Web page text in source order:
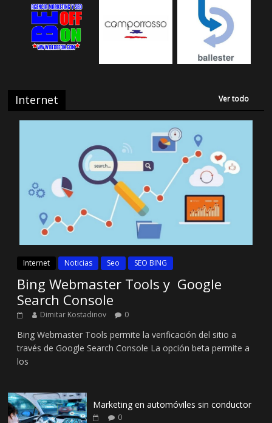
Internet Ver todo
Internet Noticias Seo SEO BING
Bing Webmaster Tools y Google
Search Console
Dimitar Kostadinov 0
Bing Webmaster Tools permite la verificación del sitio a
través de Google Search Console La opción beta permite a
los
Marketing en automóviles sin conductor
0